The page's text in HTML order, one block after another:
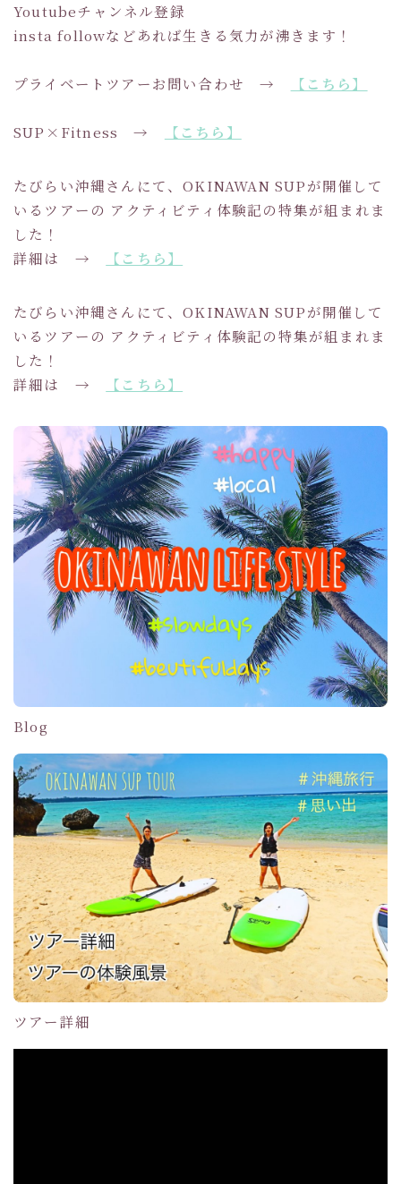
Youtubeチャンネル登録
insta followなどあれば生きる気力が沸きます！
プライベートツアーお問い合わせ → 【こちら】
SUP×Fitness → 【こちら】
たびらい沖縄さんにて、OKINAWAN SUPが開催して
いるツアーの アクティビティ体験記の特集が組まれま
した！
詳細は →
【こちら】
たびらい沖縄さんにて、OKINAWAN SUPが開催して
いるツアーの アクティビティ体験記の特集が組まれま
した！
詳細は →
【こちら】
Blog
ツアー詳細